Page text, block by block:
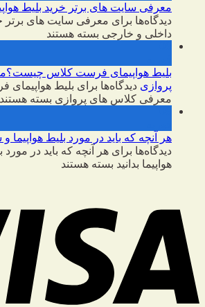
معرفی سایت های برتر خرید بلیط
دیدگاه‌ها برای معرفی سایت های برتر
داخلی و خارجی بسته هستند
بلیط هواپیمای فرست کلاس
پروازی دیدگاه‌ها برای بلیط
معرفی کلاس های پروازی بسته هستند
هر آنچه که باید در مورد بلیط هواپیما و
دیدگاه‌ها برای هر آنچه که باید در مورد
هواپیما بدانید بسته هستند